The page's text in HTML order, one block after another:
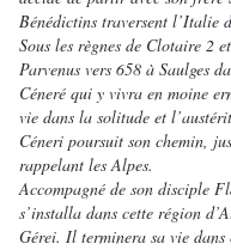
Bénédictins traversent l’Italie
Sous les règnes de Clotaire 2
Parvenus vers 658 à Saulges
Céneré qui y vivra en moine
vie dans la solitude et
Céneri poursuit son chemin,
rappelant les Alpes.
Accompagné de son disciple
s’installa dans cette région
Gérei. Il terminera sa vie